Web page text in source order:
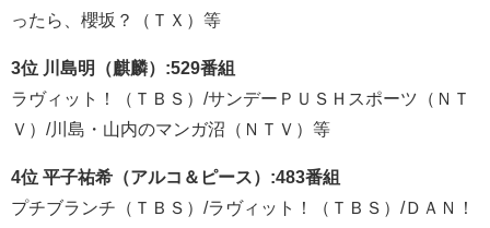
ったら、櫻坂？（ＴＸ）等
3位 川島明（麒麟）:529番組
ラヴィット！（ＴＢＳ）/サンデーＰＵＳＨスポーツ（ＮＴ
Ｖ）/川島・山内のマンガ沼（ＮＴＶ）等
4位 平子祐希（アルコ＆ピース）:483番組
プチブランチ（ＴＢＳ）/ラヴィット！（ＴＢＳ）/ＤＡＮ！